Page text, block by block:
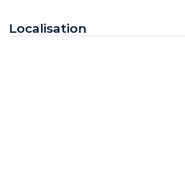
Localisation